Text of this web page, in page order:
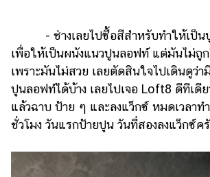
- ช่างเลยไปซื้อสีสำหรับทำให้เป็น
เพื่อให้เป็นผนังแนวปูนลอฟท์ แต่มันไม่ถูก
เพราะมันไม่สวย เลยตัดสินใจไปเดินดูว่า
ปูนลอฟท์ได้บ้าง เลยไปเจอ Loft8 ดีทีเดี
แล้วฉาบ ป้าย ๆ และลงแว็กซ์ หมดเวลาท
ชั่วโมง วันแรกป้ายปูน วันที่สองลงแว็กซ์ค